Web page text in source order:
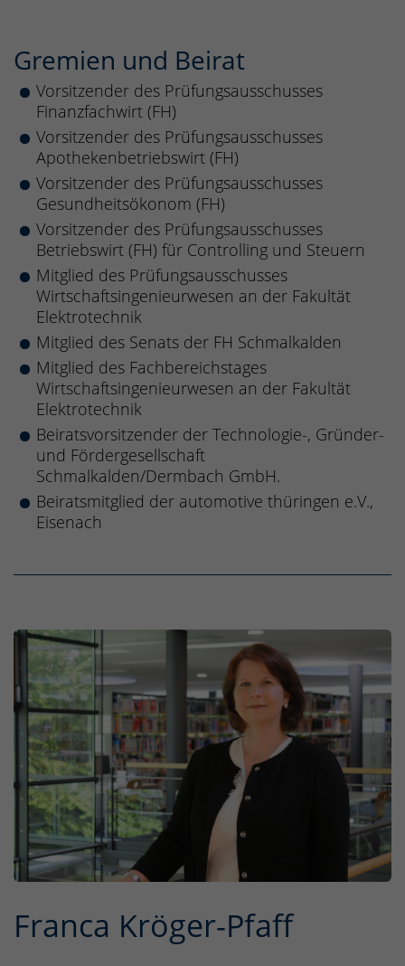
Gremien und Beirat
Vorsitzender des Prüfungsausschusses
Finanzfachwirt (FH)
Vorsitzender des Prüfungsausschusses
Apothekenbetriebswirt (FH)
Vorsitzender des Prüfungsausschusses
Gesundheitsökonom (FH)
Vorsitzender des Prüfungsausschusses
Betriebswirt (FH) für Controlling und Steuern
Mitglied des Prüfungsausschusses
Wirtschaftsingenieurwesen an der Fakultät
Elektrotechnik
Mitglied des Senats der FH Schmalkalden
Mitglied des Fachbereichstages
Wirtschaftsingenieurwesen an der Fakultät
Elektrotechnik
Beiratsvorsitzender der Technologie-, Gründer-
und Fördergesellschaft
Schmalkalden/Dermbach GmbH.
Beiratsmitglied der automotive thüringen e.V.,
Eisenach
Franca Kröger-Pfaff